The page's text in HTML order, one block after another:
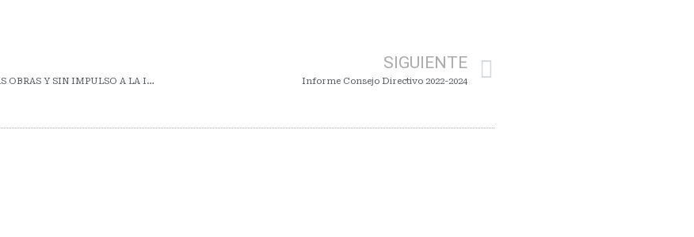
PRESUPUESTO 2024: PEQUEÑAS OBRAS Y SIN IMPULSO A LA INVERSIÓN, PESCA Y AGRICULTURA EN SINALOA
SIGUIENTE
Informe Consejo Directivo 2022-2024